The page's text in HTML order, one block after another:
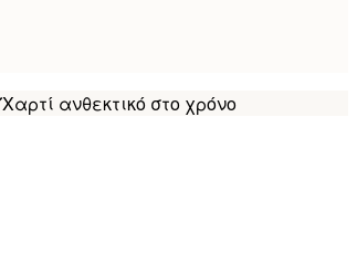
Χαρτί ανθεκτικό στο χρόνο